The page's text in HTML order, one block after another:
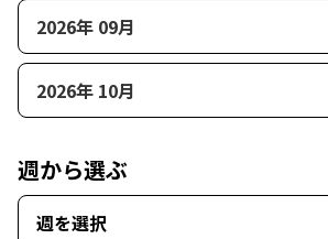
2026年 09月
2026年 10月
週から選ぶ
週を選択